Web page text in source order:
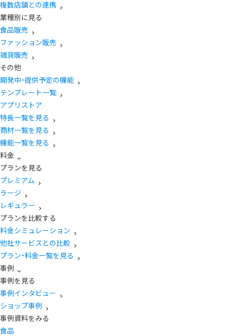
複数店舗との連携
業種別に見る
食品販売
ファッション販売
雑貨販売
その他
開発中・提供予定の機能
テンプレート一覧
アプリストア
特長一覧を見る
商材一覧を見る
機能一覧を見る
料金
プランを見る
プレミアム
ラージ
レギュラー
プランを比較する
料金シミュレーション
他社サービスとの比較
プラン・料金一覧を見る
事例
事例を見る
事例インタビュー
ショップ事例
事例資料をみる
食品